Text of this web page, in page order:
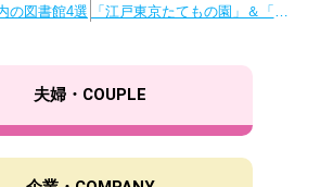
の図書館4選
「江戸東京たてもの園」＆「小金井公園」で過ごす1日
夫婦・COUPLE